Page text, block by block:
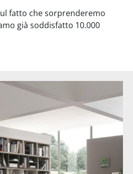
fatto che sorprenderemo
già soddisfatto 10.000